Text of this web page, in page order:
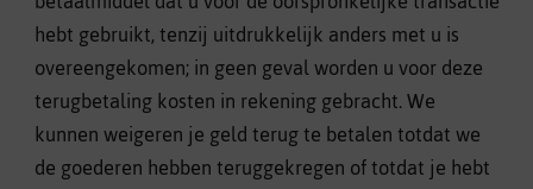
hebt gebruikt, tenzij uitdrukkelijk anders met u is
overeengekomen; in geen geval worden u voor deze
terugbetaling kosten in rekening gebracht. We
kunnen weigeren je geld terug te betalen totdat we
de goederen hebben teruggekregen of totdat je hebt